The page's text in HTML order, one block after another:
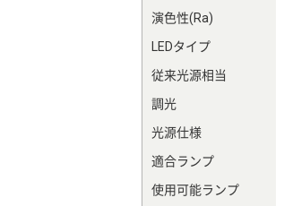
演色性(Ra)
LEDタイプ
従来光源相当
調光
光源仕様
適合ランプ
使用可能ランプ